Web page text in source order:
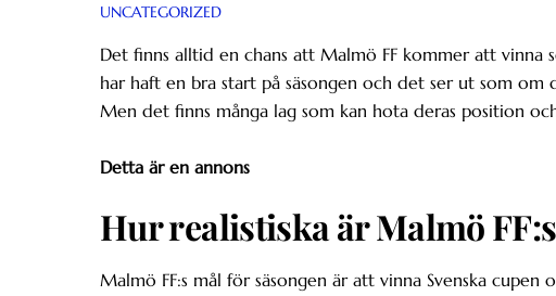
UNCATEGORIZED
Det finns alltid en chans att Malmö FF kommer att vinna
har haft en bra start på säsongen och det ser ut som
Men det finns många lag som kan hota deras position
Detta är en annons
Hur realistiska är Malmö
Malmö FF:s mål för säsongen är att vinna Svenska